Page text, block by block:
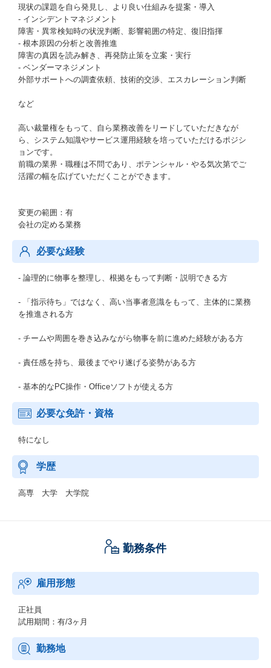
現状の課題を自ら発見し、より良い仕組みを提案・導入
- インシデントマネジメント
障害・異常検知時の状況判断、影響範囲の特定、復旧指揮
- 根本原因の分析と改善推進
障害の真因を読み解き、再発防止策を立案・実行
- ベンダーマネジメント
外部サポートへの調査依頼、技術的交渉、エスカレーション判断
など
高い裁量権をもって、自ら業務改善をリードしていただきなが
ら、システム知識やサービス運用経験を培っていただけるポジシ
ョンです。
前職の業界・職種は不問であり、ポテンシャル・やる気次第でご
活躍の幅を広げていただくことができます。
変更の範囲：有
会社の定める業務
必要な経験
- 論理的に物事を整理し、根拠をもって判断・説明できる方
- 「指示待ち」ではなく、高い当事者意識をもって、主体的に業務
を推進される方
- チームや周囲を巻き込みながら物事を前に進めた経験がある方
- 責任感を持ち、最後までやり遂げる姿勢がある方
- 基本的なPC操作・Officeソフトが使える方
必要な免許・資格
特になし
学歴
高専 大学 大学院
勤務条件
雇用形態
正社員
試用期間：有/3ヶ月
勤務地